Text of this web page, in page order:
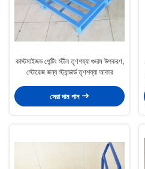
কাস্টমাইজড পেন্টিং স্টীল তৃণশয্যা গুদাম উপকরণ,
স্টোরেজ জন্য স্ট্যান্ডার্ড তৃণশয্যা আকার
সেরা দাম পান